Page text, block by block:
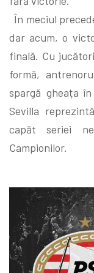
În meciul
dar acum, o
finală. Cu
formă,
spargă gheața
Sevilla
capăt seriei
Campionilor.